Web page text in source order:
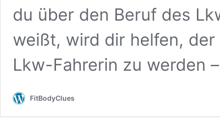
du über den Beruf des
weißt, wird dir helfen,
Lkw-Fahrerin zu werden
FitBodyClues